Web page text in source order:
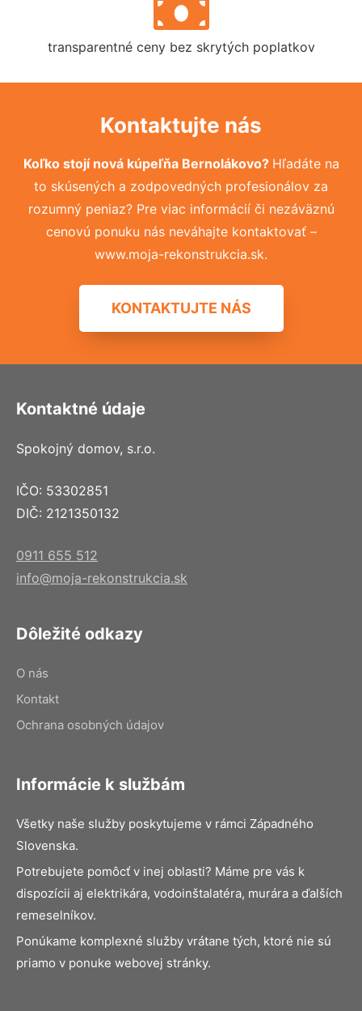
transparentné ceny bez skrytých poplatkov
Kontaktujte nás
Koľko stojí nová kúpeľňa Bernolákovo? Hľadáte na
to skúsených a zodpovedných profesionálov za
rozumný peniaz? Pre viac informácií či nezáväznú
cenovú ponuku nás neváhajte kontaktovať –
www.moja-rekonstrukcia.sk.
KONTAKTUJTE NÁS
Kontaktné údaje
Spokojný domov, s.r.o.
IČO: 53302851
DIČ: 2121350132
0911 655 512
info@moja-rekonstrukcia.sk
Dôležité odkazy
O nás
Kontakt
Ochrana osobných údajov
Informácie k službám
Všetky naše služby poskytujeme v rámci Západného
Slovenska.
Potrebujete pomôcť v inej oblasti? Máme pre vás k
dispozícii aj elektrikára, vodoinštalatéra, murára a ďalších
remeselníkov.
Ponúkame komplexné služby vrátane tých, ktoré nie sú
priamo v ponuke webovej stránky.